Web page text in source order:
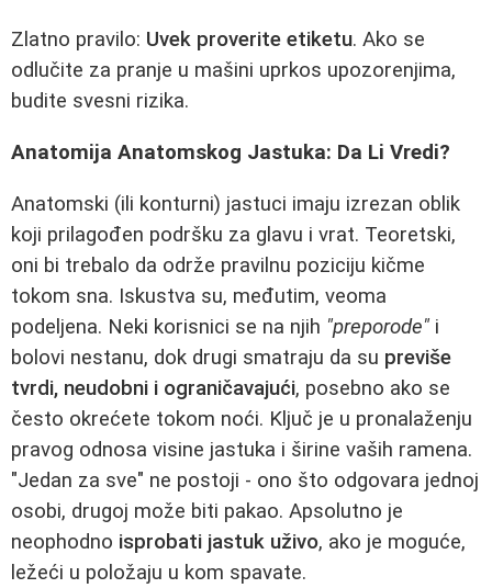
Zlatno pravilo: Uvek proverite etiketu. Ako se
odlučite za pranje u mašini uprkos upozorenjima,
budite svesni rizika.
Anatomija Anatomskog Jastuka: Da Li Vredi?
Anatomski (ili konturni) jastuci imaju izrezan oblik
koji prilagođen podršku za glavu i vrat. Teoretski,
oni bi trebalo da održe pravilnu poziciju kičme
tokom sna. Iskustva su, međutim, veoma
podeljena. Neki korisnici se na njih "preporode" i
bolovi nestanu, dok drugi smatraju da su previše
tvrdi, neudobni i ograničavajući, posebno ako se
često okrećete tokom noći. Ključ je u pronalaženju
pravog odnosa visine jastuka i širine vaših ramena.
"Jedan za sve" ne postoji - ono što odgovara jednoj
osobi, drugoj može biti pakao. Apsolutno je
neophodno isprobati jastuk uživo, ako je moguće,
ležeći u položaju u kom spavate.